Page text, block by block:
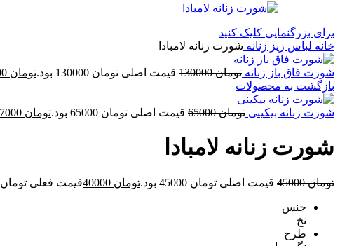
برای بزرگنمایی کلیک کنید
خانه لباس زیز زنانه شورت زنانه لامبادا
شورت فاق باز زنانه تومان130000 قیمت اصلی تومان 130000 بود. تومان
بازگشت به محصولات
شورت زنانه بیکینی تومان65000 قیمت اصلی تومان 65000 بود. تومان
شورت زنانه لامبادا
تومان45000 قیمت اصلی تومان 45000 بود. تومان قیمت فعلی تومان 40000 است.
جنس
نخ
طرح